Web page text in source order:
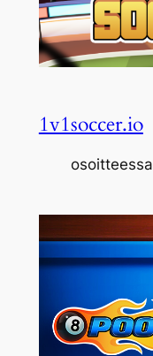
1v1soccer.io
osoitteessa